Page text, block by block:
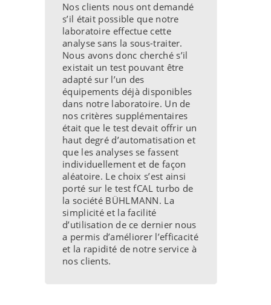
Nos clients nous ont demandé
s’il était possible que notre
laboratoire effectue cette
analyse sans la sous-traiter.
Nous avons donc cherché s’il
existait un test pouvant être
adapté sur l’un des
équipements déjà disponibles
dans notre laboratoire. Un de
nos critères supplémentaires
était que le test devait offrir un
haut degré d’automatisation et
que les analyses se fassent
individuellement et de façon
aléatoire. Le choix s’est ainsi
porté sur le test fCAL turbo de
la société BÜHLMANN. La
simplicité et la facilité
d’utilisation de ce dernier nous
a permis d’améliorer l’efficacité
et la rapidité de notre service à
nos clients.